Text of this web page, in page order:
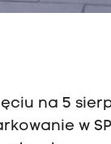
na 5
w